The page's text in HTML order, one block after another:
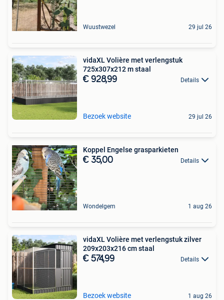
Wuustwezel 29 jul 26
vidaXL Volière met verlengstuk
725x307x212 m staal
€ 928,99 Details
Bezoek website 29 jul 26
Koppel Engelse grasparkieten
€ 35,00 Details
Wondelgem 1 aug 26
vidaXL Volière met verlengstuk zilver
209x203x216 cm staal
€ 574,99 Details
Bezoek website 1 aug 26